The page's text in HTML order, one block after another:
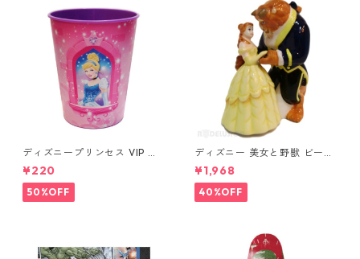
ディズニープリンセス VIP パ
ーティーカップ コップ DISNE
Y
¥220
50%OFF
ディズニー 美女と野獣 ビース
ト&ベル ソルト&ペッパー DIS
NEY
¥1,968
40%OFF